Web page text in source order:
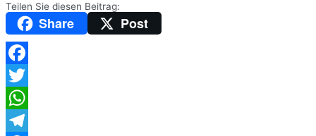
Teilen Sie diesen Beitrag:
Share Post
Facebook
Twitter
WhatsApp